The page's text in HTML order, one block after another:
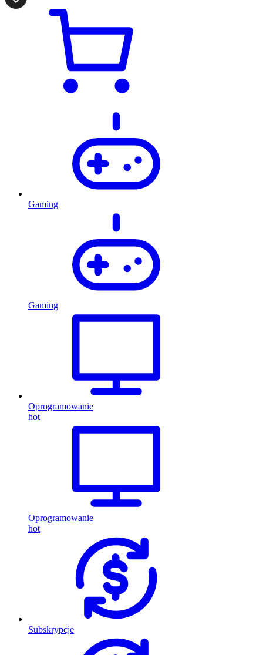
Gaming
Gaming
Oprogramowanie
hot
Oprogramowanie
hot
Subskrypcje